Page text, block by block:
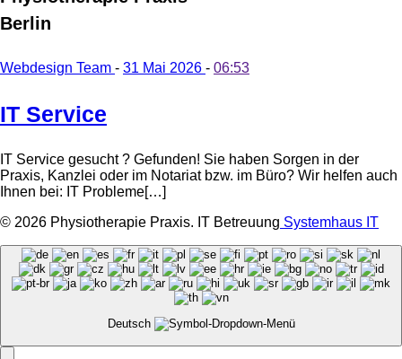
Berlin
Webdesign Team - 31 Mai 2026 - 06:53
IT Service
IT Service gesucht ? Gefunden! Sie haben Sorgen in der
Praxis, Kanzlei oder im Notariat bzw. im Büro? Wir helfen auch
Ihnen bei: IT Probleme[…]
© 2026 Physiotherapie Praxis. IT Betreuung Systemhaus IT
Deutsch